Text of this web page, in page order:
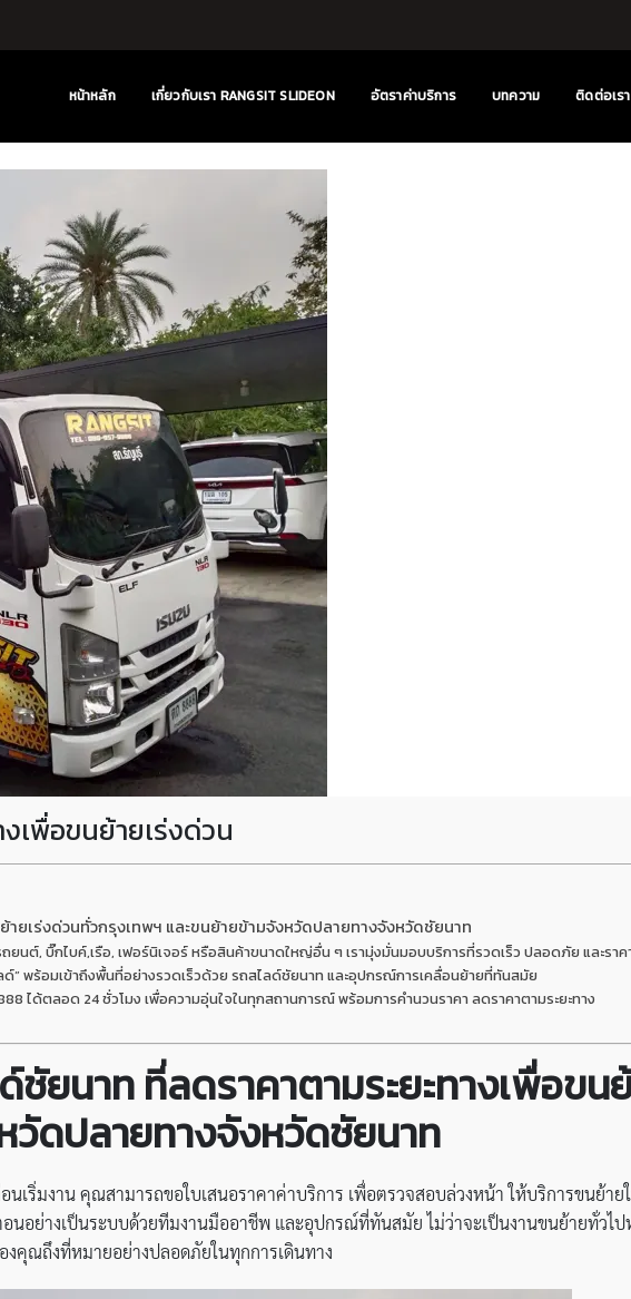
หน้าหลัก เกี่ยวกับเรา RANGSIT SLIDEON อัตราค่าบริการ บทความ ติดต่อเรา
เพื่อขนย้ายเร่งด่วน
ยเร่งด่วนทั่วกรุงเทพฯ และขนย้ายข้ามจังหวัดปลายทางจังหวัดชัยนาท
ยนต์, บิ๊กไบค์,เรือ, เฟอร์นิเจอร์ หรือสินค้าขนาดใหญ่อื่น ๆ เรามุ่งมั่นมอบบริการที่รวดเร็ว ปลอดภัย และรา
พร้อมเข้าถึงพื้นที่อย่างรวดเร็วด้วย รถสไลด์ชัยนาท และอุปกรณ์การเคลื่อนย้ายที่ทันสมัย
ได้ตลอด 24 ชั่วโมง เพื่อความอุ่นใจในทุกสถานการณ์ พร้อมการคำนวนราคา ลดราคาตามระยะทาง
ยนาท ที่ลดราคาตามระยะทางเพื่อขน
วัดปลายทางจังหวัดชัยนาท
นเริ่มงาน คุณสามารถขอใบเสนอราคาค่าบริการ เพื่อตรวจสอบล่วงหน้า ให้บริการขนย้า
นอย่างเป็นระบบด้วยทีมงานมืออาชีพ และอุปกรณ์ที่ทันสมัย ไม่ว่าจะเป็นงานขนย้ายทั่วไป
งคุณถึงที่หมายอย่างปลอดภัยในทุกการเดินทาง